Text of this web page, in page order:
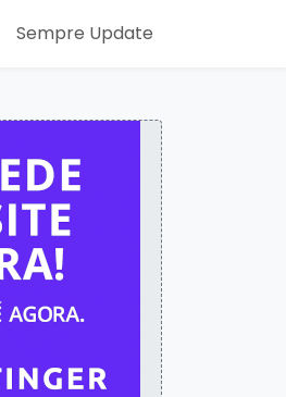
Sempre Update